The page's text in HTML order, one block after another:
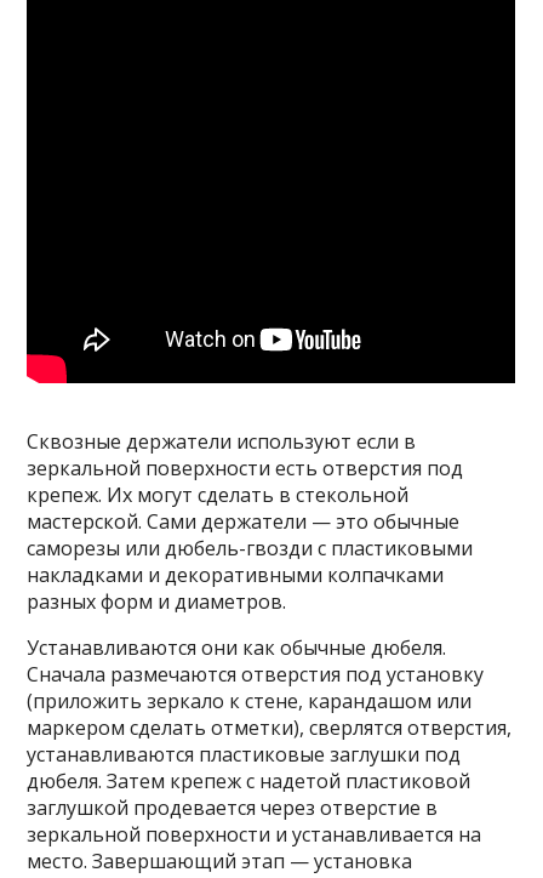
Сквозные держатели используют если в
зеркальной поверхности есть отверстия под
крепеж. Их могут сделать в стекольной
мастерской. Сами держатели — это обычные
саморезы или дюбель-гвозди с пластиковыми
накладками и декоративными колпачками
разных форм и диаметров.
Устанавливаются они как обычные дюбеля.
Сначала размечаются отверстия под установку
(приложить зеркало к стене, карандашом или
маркером сделать отметки), сверлятся отверстия,
устанавливаются пластиковые заглушки под
дюбеля. Затем крепеж с надетой пластиковой
заглушкой продевается через отверстие в
зеркальной поверхности и устанавливается на
место. Завершающий этап — установка